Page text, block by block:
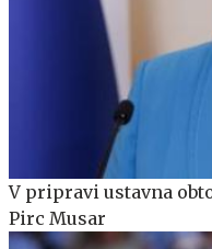
V pripravi ustavna
Pirc Musar